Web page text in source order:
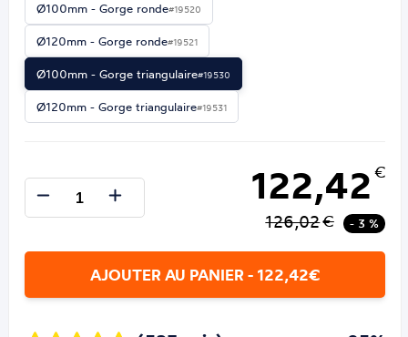
Ø100mm - Gorge ronde#19520
Ø120mm - Gorge ronde#19521
Ø100mm - Gorge triangulaire#19530
Ø120mm - Gorge triangulaire#19531
122,42 €
126,02€ - 3 %
AJOUTER AU PANIER - 122,42€